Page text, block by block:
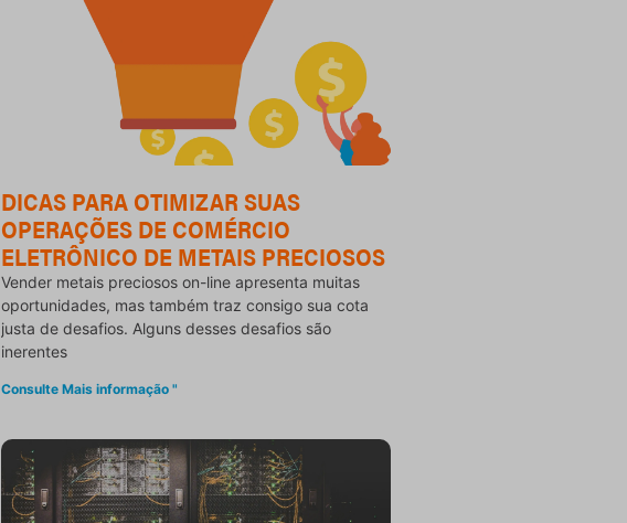
DICAS PARA OTIMIZAR SUAS
OPERAÇÕES DE COMÉRCIO
ELETRÔNICO DE METAIS PRECIOSOS
Vender metais preciosos on-line apresenta muitas
oportunidades, mas também traz consigo sua cota
justa de desafios. Alguns desses desafios são
inerentes
Consulte Mais informação "